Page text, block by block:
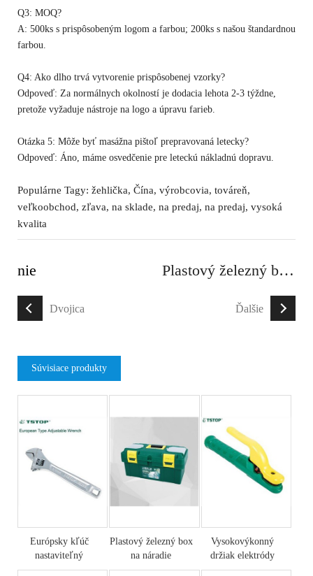
Q3: MOQ?
A: 500ks s prispôsobeným logom a farbou; 200ks s našou štandardnou
farbou.
Q4: Ako dlho trvá vytvorenie prispôsobenej vzorky?
Odpoveď: Za normálnych okolností je dodacia lehota 2-3 týždne,
pretože vyžaduje nástroje na logo a úpravu farieb.
Otázka 5: Môže byť masážna pištoľ prepravovaná letecky?
Odpoveď: Áno, máme osvedčenie pre leteckú nákladnú dopravu.
Populárne Tagy: žehlička, Čína, výrobcovia, továreň,
veľkoobchod, zľava, na sklade, na predaj, na predaj, vysoká
kvalita
nie
Dvojica
Plastový železný box na náradie
Ďalšie
Súvisiace produkty
Európsky kľúč
nastaviteľný
Plastový železný box
na náradie
Vysokovýkonný
držiak elektródy